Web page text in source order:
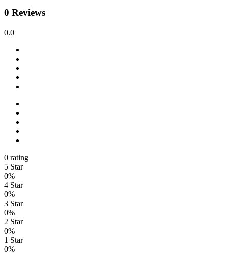
0 Reviews
0.0
0 rating
5 Star
0%
4 Star
0%
3 Star
0%
2 Star
0%
1 Star
0%